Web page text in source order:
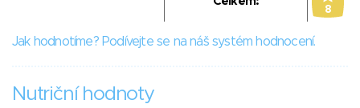
8
Jak hodnotíme? Podívejte se na náš systém hodnocení.
Nutriční hodnoty